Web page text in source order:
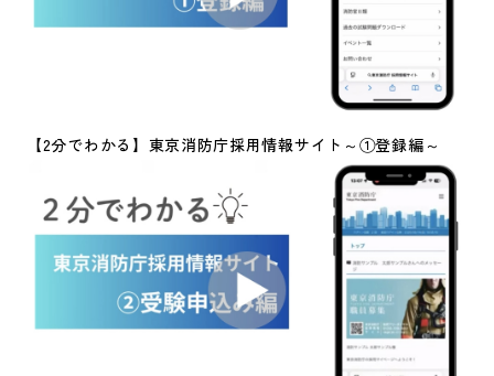
【2分でわかる】東京消防庁採用情報サイト～①登録編～